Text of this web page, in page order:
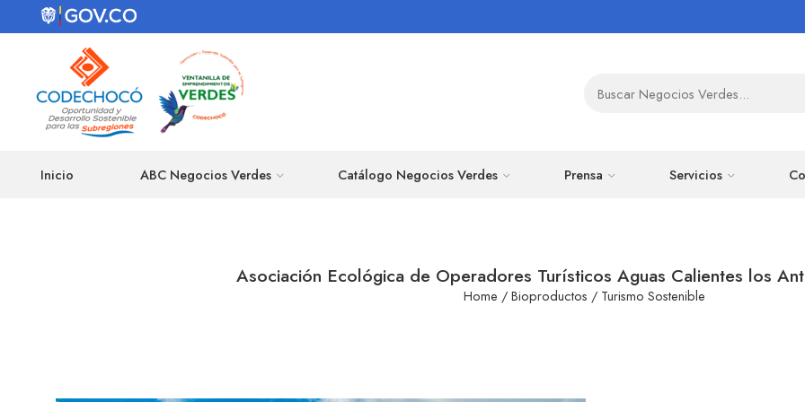
Inicio ABC Negocios Verdes Catálogo Negocios Verdes Prensa Servicios
Asociación Ecológica de Operadores Turísticos Aguas Calientes los
Home /Bioproductos / Turismo Sostenible